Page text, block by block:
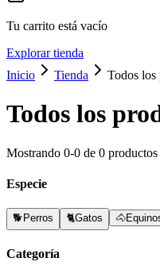
Tu carrito está vacío
Explorar tienda
Inicio
Tienda Todos los
Todos los
Mostrando 0-0 de 0 productos
Especie
🐕 Perros 🐈Gatos 🐴
Categoría